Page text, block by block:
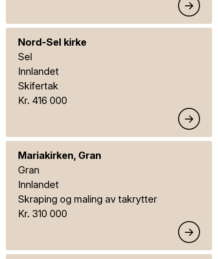
Nord-Sel kirke
Sel
Innlandet
Skifertak
Kr. 416 000
Mariakirken, Gran
Gran
Innlandet
Skraping og maling av takrytter
Kr. 310 000